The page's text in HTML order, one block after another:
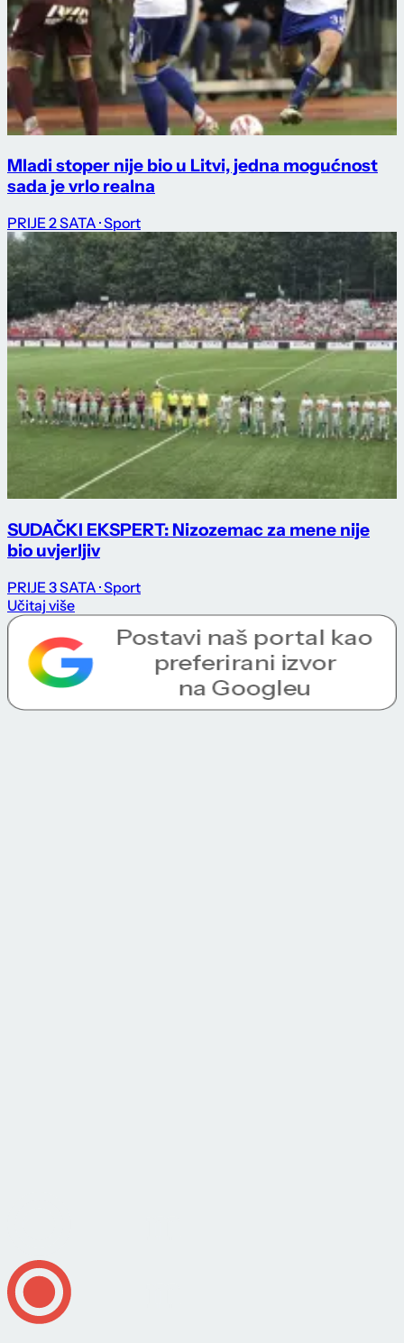
Mladi stoper nije bio u Litvi, jedna mogućnost
sada je vrlo realna
PRIJE 2 SATA · Sport
SUDAČKI EKSPERT: Nizozemac za mene nije
bio uvjerljiv
PRIJE 3 SATA · Sport
Učitaj više